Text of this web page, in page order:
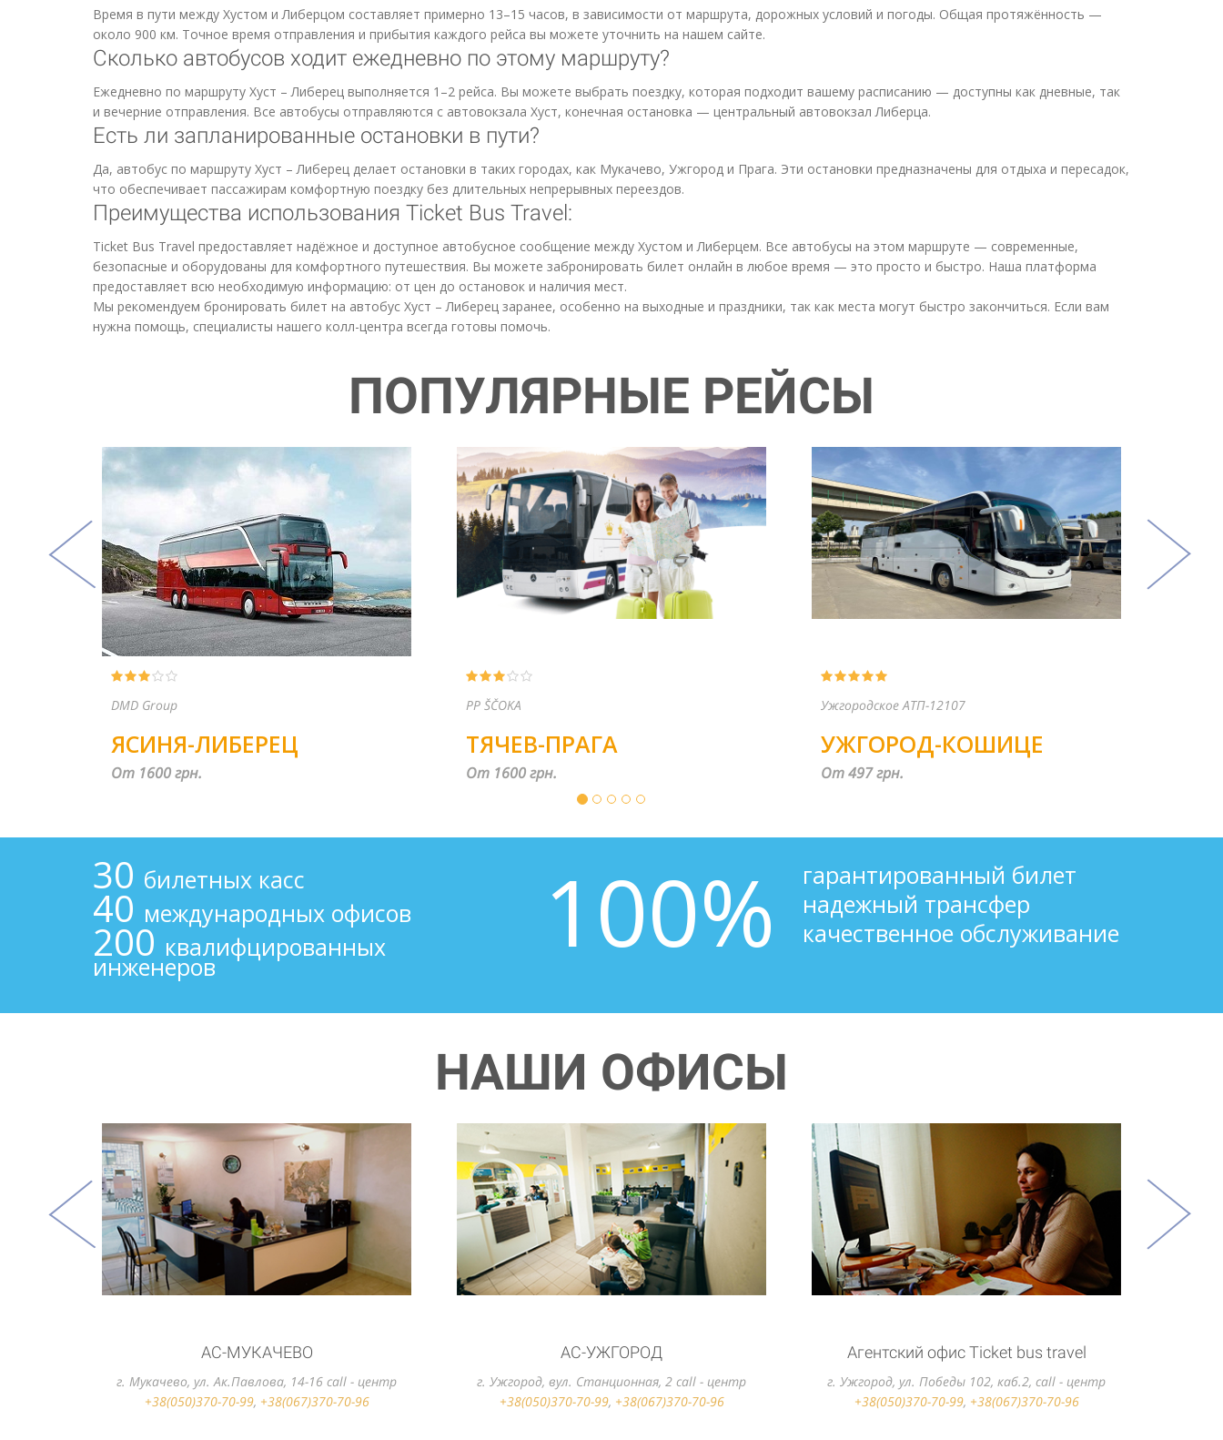
Время в пути между Хустом и Либерцом составляет примерно 13–15 часов, в зависимости от маршрута, дорожных условий и погоды. Общая протяжённость —
около 900 км. Точное время отправления и прибытия каждого рейса вы можете уточнить на нашем сайте.
Сколько автобусов ходит ежедневно по этому маршруту?
Ежедневно по маршруту Хуст – Либерец выполняется 1–2 рейса. Вы можете выбрать поездку, которая подходит вашему расписанию — доступны как дневные, так
и вечерние отправления. Все автобусы отправляются с автовокзала Хуст, конечная остановка — центральный автовокзал Либерца.
Есть ли запланированные остановки в пути?
Да, автобус по маршруту Хуст – Либерец делает остановки в таких городах, как Мукачево, Ужгород и Прага. Эти остановки предназначены для отдыха и пересадок,
что обеспечивает пассажирам комфортную поездку без длительных непрерывных переездов.
Преимущества использования Ticket Bus Travel:
Ticket Bus Travel предоставляет надёжное и доступное автобусное сообщение между Хустом и Либерцем. Все автобусы на этом маршруте — современные,
безопасные и оборудованы для комфортного путешествия. Вы можете забронировать билет онлайн в любое время — это просто и быстро. Наша платформа
предоставляет всю необходимую информацию: от цен до остановок и наличия мест.
Мы рекомендуем бронировать билет на автобус Хуст – Либерец заранее, особенно на выходные и праздники, так как места могут быстро закончиться. Если вам
нужна помощь, специалисты нашего колл-центра всегда готовы помочь.
ПОПУЛЯРНЫЕ РЕЙСЫ
ТОВ Магрен
ТЯЧЕВ-ЩЕЦИН
От 2750 грн.
ТРАНЗИТ БУС
МУКАЧЕВО-КОШИЦЕ
От 500 грн.
KLR-Bus
ХМЕЛЬНИЦКИЙ-
КАРЛСРУЭ
30
40международных офисов
200квалифцированных
инженеров 100%
гарантированный билет
надежный трансфер
качественное обслуживание
НАШИ ОФИСЫ
г. Ужгород, вул. Станционная, 2 call - центр
Агентский офис Тicket bus travel
г. Ужгород, ул. Победы 102, каб.2, call - центр
ПП Шиман М.М.
г.Ужгород, ул.Станционая,2, call - центр